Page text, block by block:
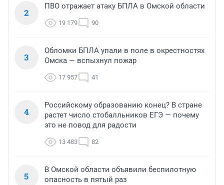
2
ПВО отражает атаку БПЛА в Омской области
19 179 90
3
Обломки БПЛА упали в поле в окрестностях
Омска — вспыхнул пожар
17 957 41
4
Российскому образованию конец? В стране
растет число стобалльников ЕГЭ — почему
это не повод для радости
13 483 82
5
В Омской области объявили беспилотную
опасность в пятый раз